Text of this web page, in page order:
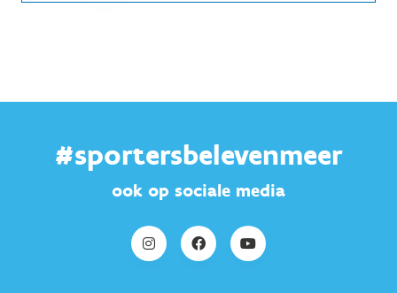
#sportersbelevenmeer
ook op sociale media